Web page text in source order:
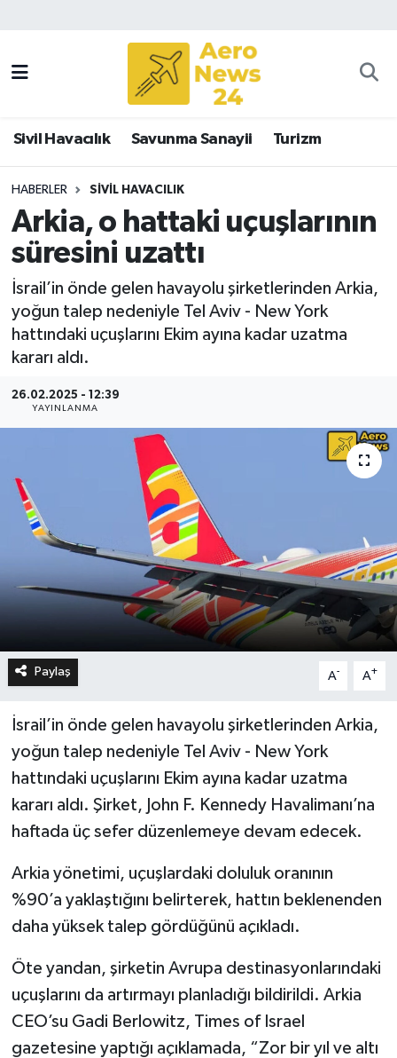
Sivil Havacılık Savunma Sanayii Turizm
HABERLER SIVIL HAVACILIK
Arkia, o hattaki uçuşlarının
süresini uzattı
İsrail’in önde gelen havayolu şirketlerinden Arkia,
yoğun talep nedeniyle Tel Aviv - New York
hattındaki uçuşlarını Ekim ayına kadar uzatma
kararı aldı.
26.02.2025 - 12:39
YAYINLANMA
Paylaş A- A+
İsrail’in önde gelen havayolu şirketlerinden Arkia,
yoğun talep nedeniyle Tel Aviv - New York
hattındaki uçuşlarını Ekim ayına kadar uzatma
kararı aldı. Şirket, John F. Kennedy Havalimanı’na
haftada üç sefer düzenlemeye devam edecek.
Arkia yönetimi, uçuşlardaki doluluk oranının
%90’a yaklaştığını belirterek, hattın beklenenden
daha yüksek talep gördüğünü açıkladı.
Öte yandan, şirketin Avrupa destinasyonlarındaki
uçuşlarını da artırmayı planladığı bildirildi. Arkia
CEO’su Gadi Berlowitz, Times of Israel
gazetesine yaptığı açıklamada, “Zor bir yıl ve altı